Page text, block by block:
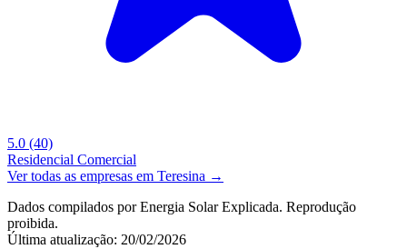
5.0 (40)
Residencial Comercial
Ver todas as empresas em Teresina →
Dados compilados por Energia Solar Explicada. Reprodução
proibida.
Última atualização: 20/02/2026